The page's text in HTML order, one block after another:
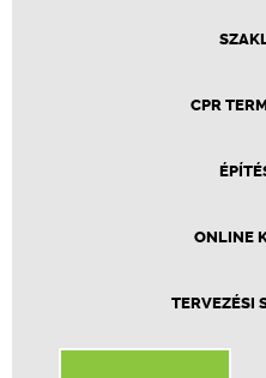
CPR
ONLINE
TERVEZÉSI